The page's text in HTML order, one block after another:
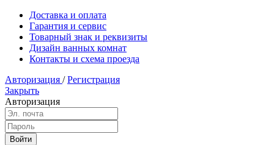
Доставка и оплата
Гарантия и сервис
Товарный знак и реквизиты
Дизайн ванных комнат
Контакты и схема проезда
Авторизация / Регистрация
Закрыть
Авторизация